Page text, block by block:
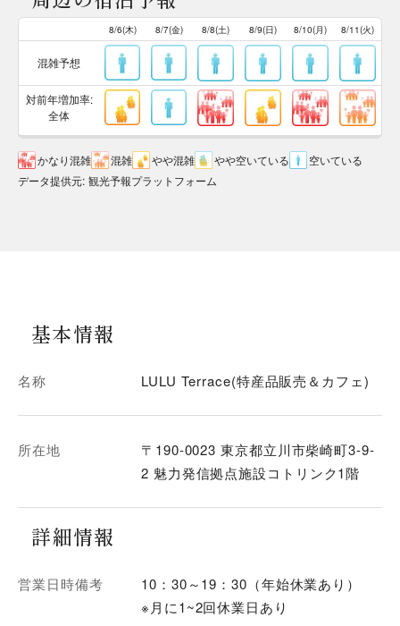
8/6(木) 8/7(金) 8/8(土) 8/9(日) 8/10(月) 8/11(火)
混雑予想
対前年増加率:
全体
かなり混雑 混雑 やや混雑 やや空いている
空いている
データ提供元: 観光予報プラットフォーム
基本情報
名称 LULU Terrace(特産品販売＆カフェ)
所在地
〒190-0023 東京都立川市柴崎町3-9-
2 魅力発信拠点施設コトリンク1階
詳細情報
営業日時備考
10：30～19：30（年始休業あり）
※月に1~2回休業日あり